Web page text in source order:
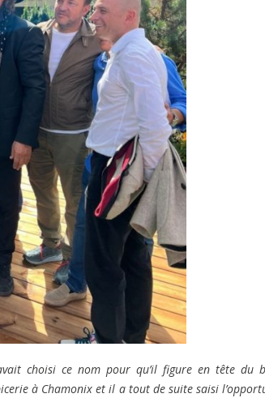
choisi ce nom pour qu’il figure en tête du
à Chamonix et il a tout de suite saisi